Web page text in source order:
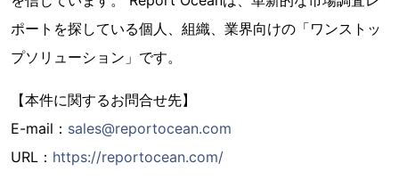
ポートを探している個人、組織、業界向けの「ワンストッ
プソリューション」です。
【本件に関するお問合せ先】
E-mail： sales@reportocean.com
URL： https://reportocean.com/